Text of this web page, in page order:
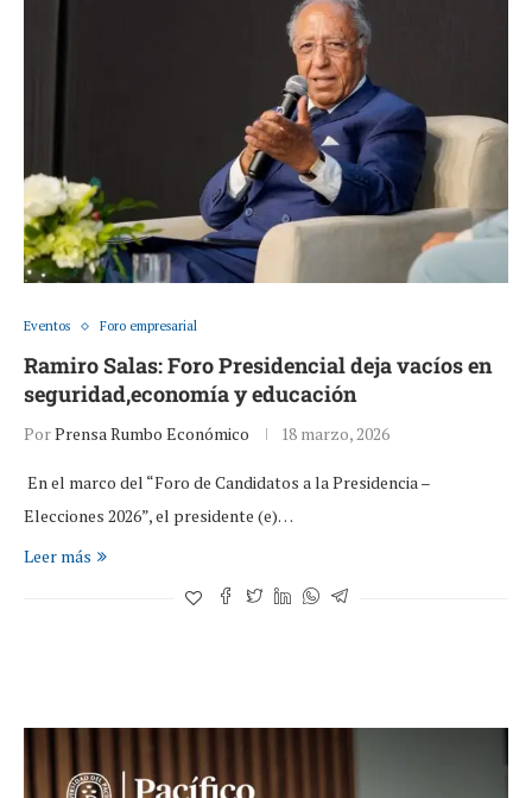
Eventos Foro empresarial
Ramiro Salas: Foro Presidencial deja vacíos en
seguridad,economía y educación
PorPrensa Rumbo Económico 18 marzo, 2026
En el marco del “Foro de Candidatos a la Presidencia –
Elecciones 2026”, el presidente (e)…
Leer más